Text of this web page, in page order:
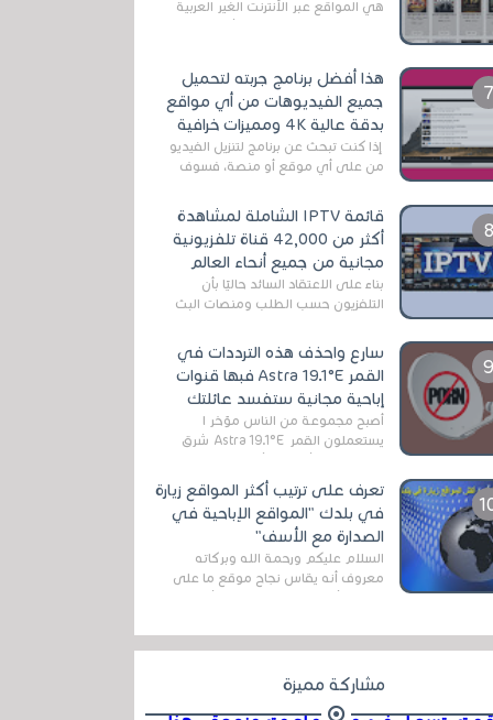
هي المواقع عبر الأنترنت الغير العربية
التي تقدم خدمة تحميل الأفلام على
هذا أفضل برنامج جربته لتحميل
جميع الفيديوهات من أي مواقع
بدقة عالية 4K ومميزات خرافية
إذا كنت تبحث عن برنامج لتنزيل الفيديو
من على أي موقع أو منصة، فسوف
الخاصة بالبرامج والتطبيقات في هذا
المج...
قائمة IPTV الشاملة لمشاهدة
أكثر من 42,000 قناة تلفزيونية
مجانية من جميع أنحاء العالم
بناءً على الاعتقاد السائد حاليًا بأن
التلفزيون حسب الطلب ومنصات البث
سارع واحذف هذه الترددات في
القمر Astra 19.1°E فبها قنوات
إباحية مجانية ستفسد عائلتك
أصبح مجموعة من الناس مؤخر ا
يستعملون القمر Astra 19.1°E شرق
قنوات مميزة جدا تنقل العديد من البرامج
اله...
تعرف على ترتيب أكثر المواقع زيارة
في بلدك "المواقع الإباحية في
الصدارة مع الأسف"
السلام عليكم ورحمة الله وبركاته
معروف أنه يقاس نجاح موقع ما على
في...
مشاركة مميزة